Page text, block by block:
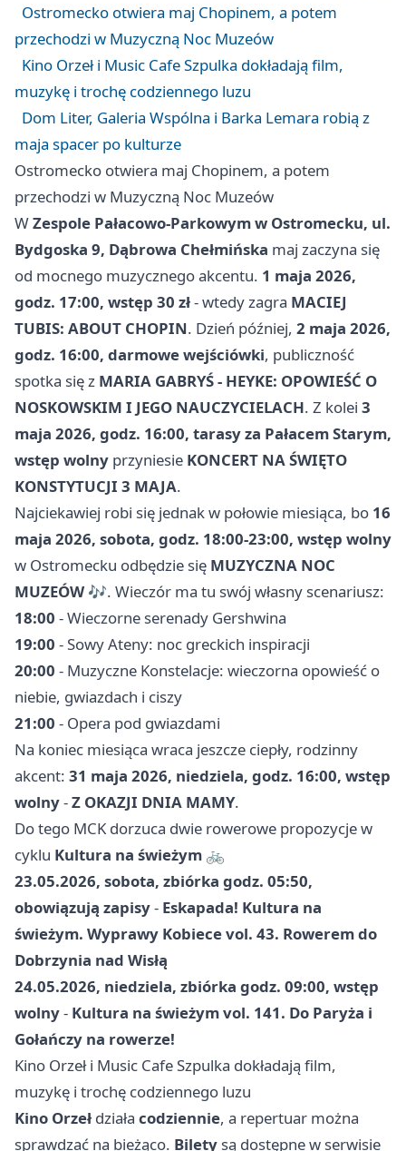
Ostromecko otwiera maj Chopinem, a potem
przechodzi w Muzyczną Noc Muzeów
Kino Orzeł i Music Cafe Szpulka dokładają film,
muzykę i trochę codziennego luzu
Dom Liter, Galeria Wspólna i Barka Lemara robią z
maja spacer po kulturze
Ostromecko otwiera maj Chopinem, a potem
przechodzi w Muzyczną Noc Muzeów
WZespole Pałacowo-Parkowym w Ostromecku, ul.
Bydgoska 9, Dąbrowa Chełmińska maj zaczyna się
od mocnego muzycznego akcentu. 1 maja 2026,
godz. 17:00, wstęp 30 zł- wtedy zagra MACIEJ
TUBIS: ABOUT CHOPIN. Dzień później, 2 maja 2026,
godz. 16:00, darmowe wejściówki, publiczność
spotka się z MARIA GABRYŚ - HEYKE: OPOWIEŚĆ O
NOSKOWSKIM I JEGO NAUCZYCIELACH. Z kolei 3
maja 2026, godz. 16:00, tarasy za Pałacem Starym,
wstęp wolny przyniesie KONCERT NA ŚWIĘTO
KONSTYTUCJI 3 MAJA.
Najciekawiej robi się jednak w połowie miesiąca, bo 16
maja 2026, sobota, godz. 18:00-23:00, wstęp wolny
w Ostromecku odbędzie się MUZYCZNA NOC
MUZEÓW 🎶. Wieczór ma tu swój własny scenariusz:
18:00 - Wieczorne serenady Gershwina
19:00 - Sowy Ateny: noc greckich inspiracji
20:00 - Muzyczne Konstelacje: wieczorna opowieść o
niebie, gwiazdach i ciszy
21:00 - Opera pod gwiazdami
Na koniec miesiąca wraca jeszcze ciepły, rodzinny
akcent: 31 maja 2026, niedziela, godz. 16:00, wstęp
wolny-Z OKAZJI DNIA MAMY.
Do tego MCK dorzuca dwie rowerowe propozycje w
cyklu Kultura na świeżym 🚲
23.05.2026, sobota, zbiórka godz. 05:50,
obowiązują zapisy- Eskapada! Kultura na
świeżym. Wyprawy Kobiece vol. 43. Rowerem do
Dobrzynia nad Wisłą
24.05.2026, niedziela, zbiórka godz. 09:00, wstęp
wolny- Kultura na świeżym vol. 141. Do Paryża i
Gołańczy na rowerze!
Kino Orzeł i Music Cafe Szpulka dokładają film,
muzykę i trochę codziennego luzu
Kino Orzeł działa codziennie, a repertuar można
sprawdzać na bieżąco. Bilety są dostępne w serwisie